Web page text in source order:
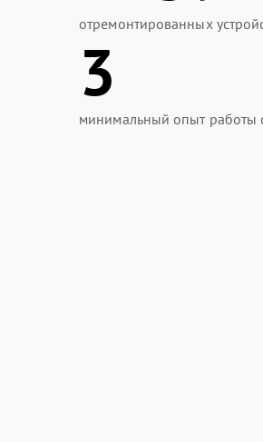
отремонтированных
3
минимальный опыт работы